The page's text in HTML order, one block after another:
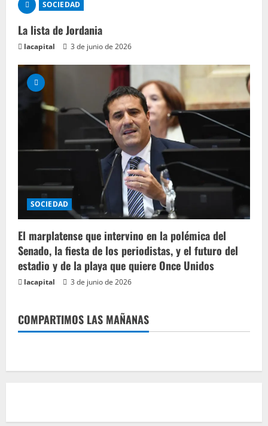
SOCIEDAD
La lista de Jordania
lacapital 3 de junio de 2026
SOCIEDAD
El marplatense que intervino en la polémica del
Senado, la fiesta de los periodistas, y el futuro del
estadio y de la playa que quiere Once Unidos
lacapital 3 de junio de 2026
COMPARTIMOS LAS MAÑANAS